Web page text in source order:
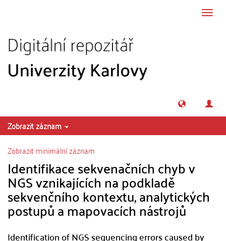
Zobrazit záznam
Zobrazit minimální záznam
Identifikace sekvenačních chyb v
NGS vznikajících na podkladě
sekvenčního kontextu, analytických
postupů a mapovacích nástrojů
Identification of NGS sequencing errors caused by